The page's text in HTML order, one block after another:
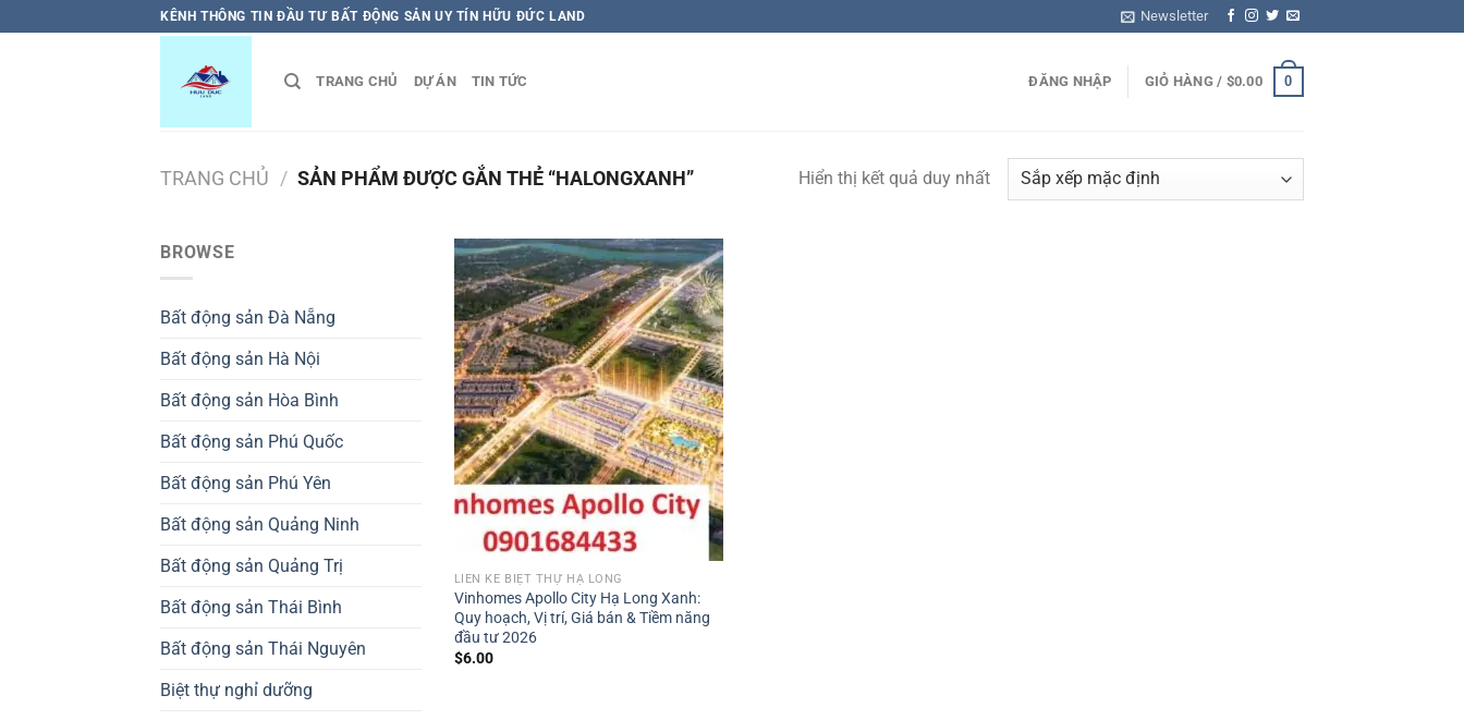
qua
KÊNH THÔNG TIN ĐẦU TƯ BẤT ĐỘNG SẢN UY TÍN HỮU ĐỨC LAND Newsletter
TRANG CHỦ DỰ ÁN TIN TỨC ĐĂNG NHẬP GIỎ HÀNG / $0.00 0
TRANG CHỦ / SẢN PHẨM ĐƯỢC GẮN THẺ “HALONGXANH” Hiển thị kết quả duy nhất
BROWSE
Bất động sản Đà Nẵng
Bất động sản Hà Nội
Bất động sản Hòa Bình
Bất động sản Phú Quốc
Bất động sản Phú Yên
Bất động sản Quảng Ninh
Bất động sản Quảng Trị
Bất động sản Thái Bình
Bất động sản Thái Nguyên
Biệt thự nghỉ dưỡng
LIỀN KỀ BIỆT THỰ HẠ LONG
Vinhomes Apollo City Hạ Long Xanh:
Quy hoạch, Vị trí, Giá bán & Tiềm năng
đầu tư 2026
$6.00